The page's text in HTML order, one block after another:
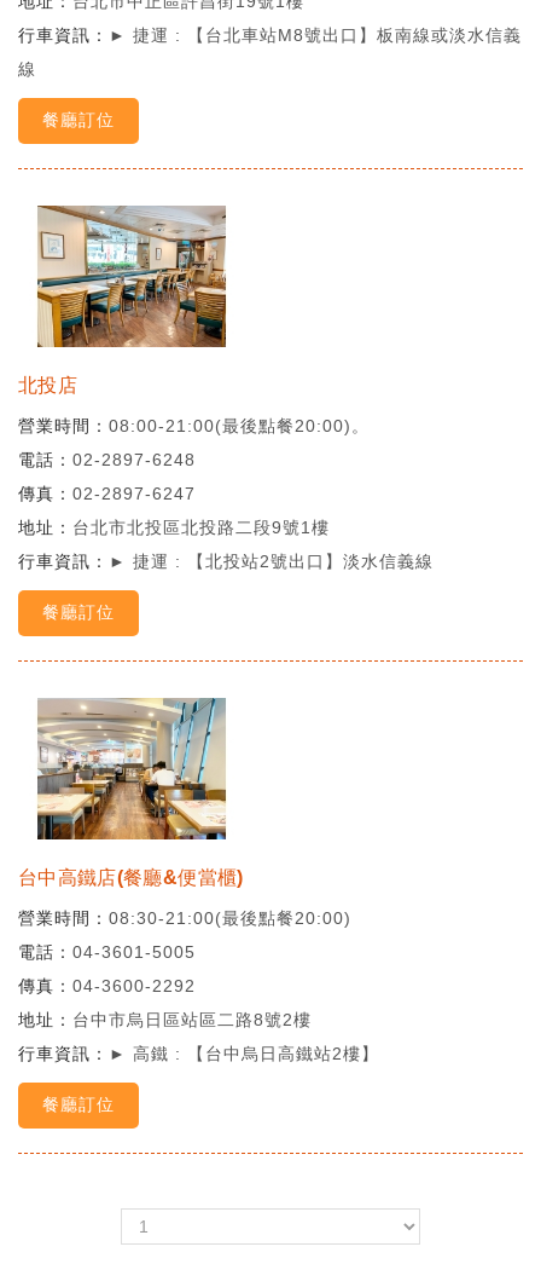
行車資訊
► 捷運 : 【台北車站M8號出口】板南線或淡水信義
線
餐廳訂位
北投店
營業時間
08:00-21:00(最後點餐20:00)。
電話
02-2897-6248
傳真
02-2897-6247
地址
台北市北投區北投路二段9號1樓
行車資訊
► 捷運 : 【北投站2號出口】淡水信義線
餐廳訂位
台中高鐵店(餐廳&便當櫃)
營業時間
08:30-21:00(最後點餐20:00)
電話
04-3601-5005
傳真
04-3600-2292
地址
台中市烏日區站區二路8號2樓
行車資訊
► 高鐵 : 【台中烏日高鐵站2樓】
餐廳訂位